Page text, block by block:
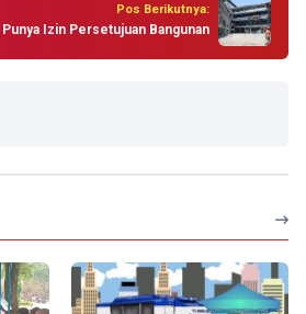
Pos Berikutnya:
Izin Persetujuan Bangunan